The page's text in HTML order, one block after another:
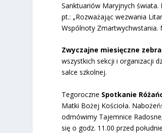
Sanktuariów Maryjnych świata.
pt.: „Rozważając wezwania
Wspólnoty Zmartwychwstania.
Zwyczajne miesięczne
wszystkich sekcji i organizacji
salce szkolnej.
Tegoroczne Spotkanie
Matki Bożej Kościoła.
odmówimy Tajemnice
się o godz. 11.00 przed